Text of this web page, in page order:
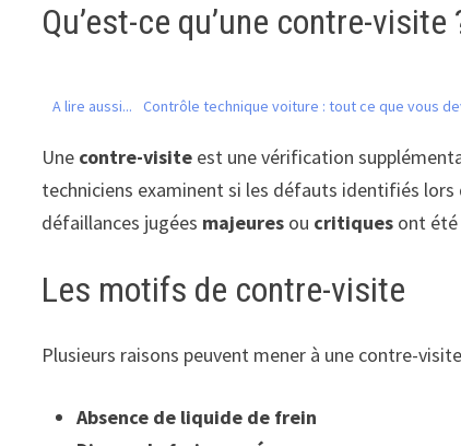
Qu’est-ce qu’une contre-visite
A lire aussi... Contrôle technique voiture : tout ce que vous
Une contre-visite est une vérification
techniciens examinent si les défauts identifiés
défaillances jugées majeures ou critiques ont
Les motifs de contre-visite
Plusieurs raisons peuvent mener à une contre-
Absence de liquide de frein